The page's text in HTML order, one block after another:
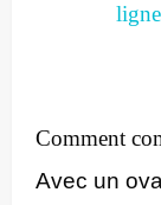
Comment
Avec un